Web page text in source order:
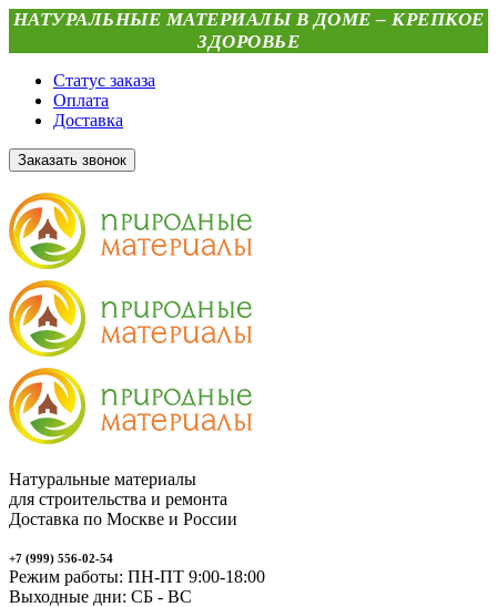
НАТУРАЛЬНЫЕ МАТЕРИАЛЫ В ДОМЕ – КРЕПКОЕ
ЗДОРОВЬЕ
Статус заказа
Оплата
Доставка
Заказать звонок
Натуральные материалы
для строительства и ремонта
Доставка по Москве и России
+7 (999) 556-02-54
Режим работы: ПН-ПТ 9:00-18:00
Выходные дни: СБ - ВС